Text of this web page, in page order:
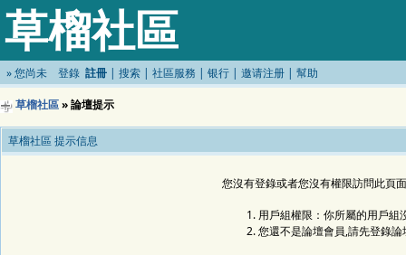
草榴社區
»您尚未 登錄 註冊 | 搜索 | 社區服務 | 银行 | 邀请注册 | 幫助
草榴社區» 論壇提示
草榴社區 提示信息
您沒有登錄或者您沒有權限訪問此頁
用戶組權限：你所屬的用戶組
您還不是論壇會員,請先登錄論